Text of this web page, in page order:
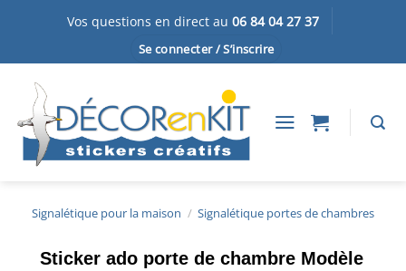
Vos questions en direct au 06 84 04 27 37
Se connecter / S’inscrire
Signalétique pour la maison / Signalétique portes de chambres
Sticker ado porte de chambre Modèle